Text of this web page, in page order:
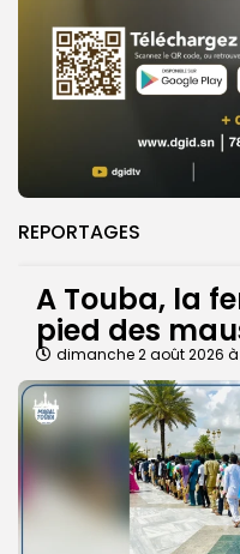
REPORTAGES
A Touba, la
pied des
dimanche 2 août 2026 à